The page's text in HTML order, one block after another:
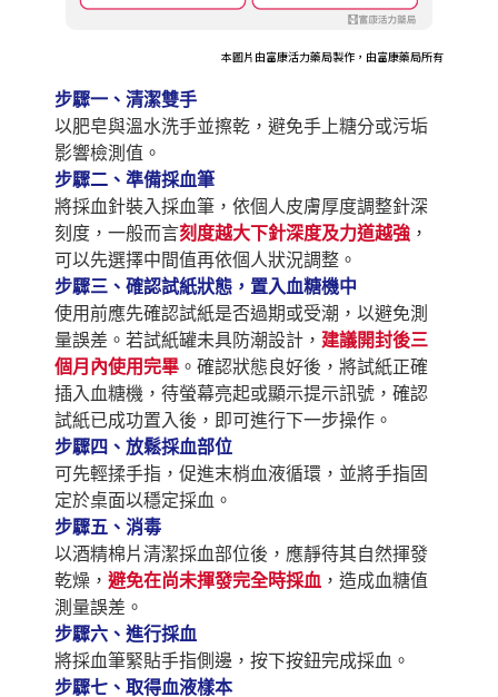
本圖片由富康活力藥局製作，由富康藥局所有
步驟一、清潔雙手
以肥皂與溫水洗手並擦乾，避免手上糖分或污垢
影響檢測值。
步驟二、準備採血筆
將採血針裝入採血筆，依個人皮膚厚度調整針深
刻度，一般而言刻度越大下針深度及力道越強，
可以先選擇中間值再依個人狀況調整。
步驟三、確認試紙狀態，置入血糖機中
使用前應先確認試紙是否過期或受潮，以避免測
量誤差。若試紙罐未具防潮設計， 建議開封後三
個月內使用完畢。確認狀態良好後，將試紙正確
插入血糖機，待螢幕亮起或顯示提示訊號，確認
試紙已成功置入後，即可進行下一步操作。
步驟四、放鬆採血部位
可先輕揉手指，促進末梢血液循環，並將手指固
定於桌面以穩定採血。
步驟五、消毒
以酒精棉片清潔採血部位後，應靜待其自然揮發
乾燥， 避免在尚未揮發完全時採血 ，造成血糖值
測量誤差。
步驟六、進行採血
將採血筆緊貼手指側邊，按下按鈕完成採血。
步驟七、取得血液樣本